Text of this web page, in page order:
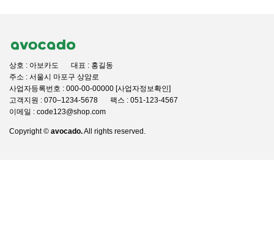
상호 : 아보카도
대표 : 홍길동
주소 : 서울시 마포구 상암로
사업자등록번호 : 000-00-00000 [사업자정보확인]
고객지원 : 070–1234-5678
팩스 : 051-123-4567
이메일 : code123@shop.com
Copyright © avocado.All rights reserved.